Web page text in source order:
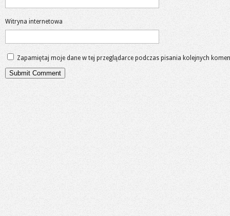
Witryna internetowa
Zapamiętaj moje dane w tej przeglądarce podczas pisania kolejnych